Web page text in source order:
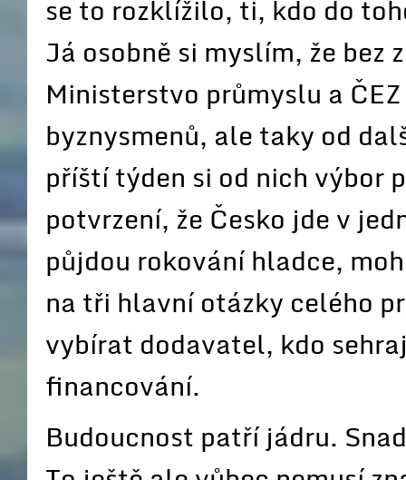
se to rozklížilo, ti, kdo do
Já osobně si myslím, že
Ministerstvo průmyslu a
byznysmenů, ale taky od
příští týden si od nich výbor
potvrzení, že Česko jde v
půjdou rokování hladce,
na tři hlavní otázky celého
vybírat dodavatel, kdo
financování.
Budoucnost patří jádru. Snad